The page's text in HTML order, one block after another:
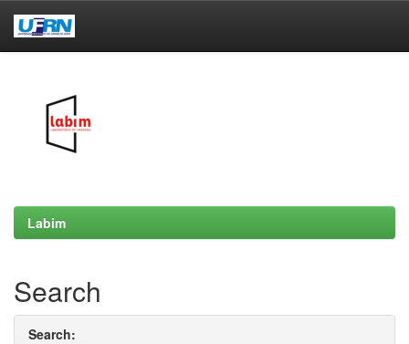
Labim
Search
Search: